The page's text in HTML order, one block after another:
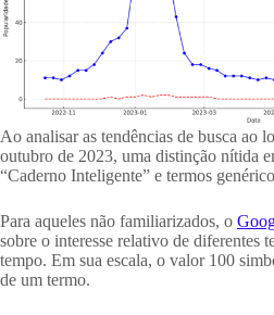
Ao analisar as tendências de busca ao
outubro de 2023, uma distinção nítida
“Caderno Inteligente” e termos
Para aqueles não familiarizados, o
sobre o interesse relativo de diferentes
tempo. Em sua escala, o valor 100
de um termo.